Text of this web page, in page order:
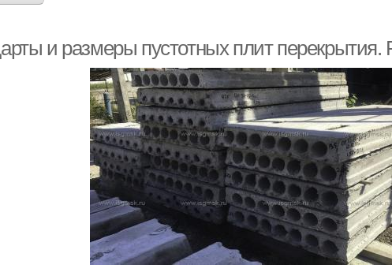
и размеры пустотных плит перекрытия.